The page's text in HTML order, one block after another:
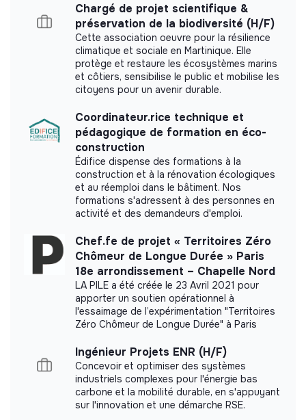
More information
Website
Foundation
Between 250 and 2000
employees
Impact study
Fondation de France did not yet communicate its
Labels and certifications
This structure did not communicate to us the
Internal practices and policies
Chargé de projet scientifique &
préservation de la biodiversité (H/F)
Cette association oeuvre pour la résilience
climatique et sociale en Martinique. Elle
protège et restaure les écosystèmes marins
et côtiers, sensibilise le public et mobilise les
citoyens pour un avenir durable.
Coordinateur.rice technique et
pédagogique de formation en éco-
construction
Édifice dispense des formations à la
construction et à la rénovation écologiques
et au réemploi dans le bâtiment. Nos
formations s'adressent à des personnes en
activité et des demandeurs d'emploi.
Chef.fe de projet « Territoires Zéro
Chômeur de Longue Durée » Paris
18e arrondissement – Chapelle Nord
LA PILE a été créée le 23 Avril 2021 pour
apporter un soutien opérationnel à
l'essaimage de l’expérimentation "Territoires
Zéro Chômeur de Longue Durée" à Paris
Ingénieur Projets ENR (H/F)
Concevoir et optimiser des systèmes
industriels complexes pour l'énergie bas
carbone et la mobilité durable, en s'appuyant
sur l'innovation et une démarche RSE.